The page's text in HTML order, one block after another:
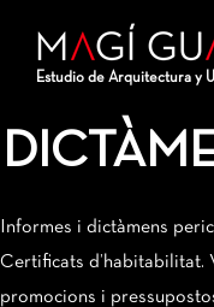
Estudio de Arquitectura y
Informes i dictàmens
Certificats d’habitabilitat.
promocions i